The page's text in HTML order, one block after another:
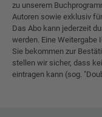
zu unserem
Autoren sowie exklusiv
Das Abo kann jederzeit
werden. Eine Weitergabe
Sie bekommen zur
stellen wir sicher, dass
eintragen kann (sog.